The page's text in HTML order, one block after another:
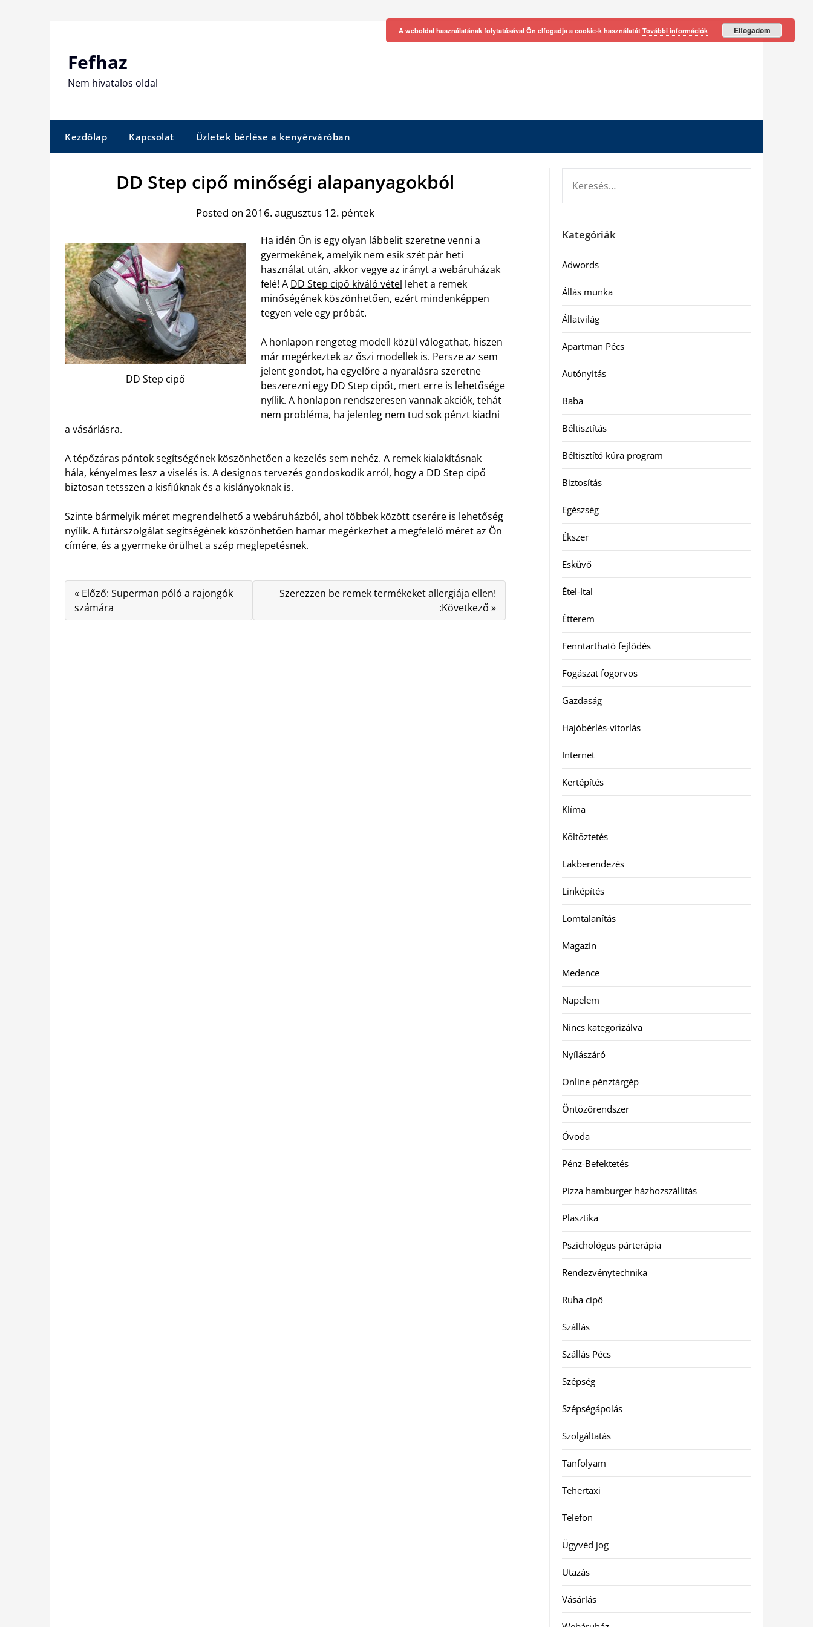
Fefhaz
Nem hivatalos oldal
Kezdőlap Kapcsolat Üzletek bérlése a kenyérváróban
DD Step cipő minőségi alapanyagokból
Posted on 2016. augusztus 12. péntek
DD Step cipő
Ha idén Ön is egy olyan lábbelit szeretne venni a
gyermekének, amelyik nem esik szét pár heti
használat után, akkor vegye az irányt a webáruházak
felé! A DD Step cipő kiváló vétel lehet a remek
minőségének köszönhetően, ezért mindenképpen
tegyen vele egy próbát.
A honlapon rengeteg modell közül válogathat, hiszen
már megérkeztek az őszi modellek is. Persze az sem
jelent gondot, ha egyelőre a nyaralásra szeretne
beszerezni egy DD Step cipőt, mert erre is lehetősége
nyílik. A honlapon rendszeresen vannak akciók, tehát
nem probléma, ha jelenleg nem tud sok pénzt kiadni
a vásárlásra.
A tépőzáras pántok segítségének köszönhetően a kezelés sem nehéz. A remek kialakításnak
hála, kényelmes lesz a viselés is. A designos tervezés gondoskodik arról, hogy a DD Step cipő
biztosan tetsszen a kisfiúknak és a kislányoknak is.
Szinte bármelyik méret megrendelhető a webáruházból, ahol többek között cserére is lehetőség
nyílik. A futárszolgálat segítségének köszönhetően hamar megérkezhet a megfelelő méret az Ön
címére, és a gyermeke örülhet a szép meglepetésnek.
« Előző: Superman póló a rajongók
számára
Szerezzen be remek termékeket allergiája ellen!
:Következő »
Kategóriák
Adwords
Állás munka
Állatvilág
Apartman Pécs
Autónyitás
Baba
Béltisztítás
Béltisztító kúra program
Biztosítás
Egészség
Ékszer
Esküvő
Étel-Ital
Étterem
Fenntartható fejlődés
Fogászat fogorvos
Gazdaság
Hajóbérlés-vitorlás
Internet
Kertépítés
Klíma
Költöztetés
Lakberendezés
Linképítés
Lomtalanítás
Magazin
Medence
Napelem
Nincs kategorizálva
Nyílászáró
Online pénztárgép
Öntözőrendszer
Óvoda
Pénz-Befektetés
Pizza hamburger házhozszállítás
Plasztika
Pszichológus párterápia
Rendezvénytechnika
Ruha cipő
Szállás
Szállás Pécs
Szépség
Szépségápolás
Szolgáltatás
Tanfolyam
Tehertaxi
Telefon
Ügyvéd jog
Utazás
Vásárlás
A weboldal használatának folytatásával Ön elfogadja a cookie-k használatát További információk Elfogadom